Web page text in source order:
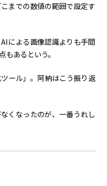
までの数値の範囲で設定す
による画像認識よりも手間
あるという。
ール」。阿納はこう振り返
くなったのが、一番うれし